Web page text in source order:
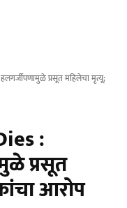
प्रसूत महिलेचा मृत्यू;
:
प्रसूत
आरोप